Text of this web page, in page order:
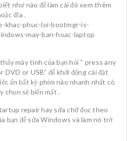
như nào để làm cái đó xem thêm
đĩa .
máy tính của bạn hỏi “ press any
or USB” để khởi động cài đặt
ấn bất kỳ phím nào nhanh nhất có
chọn sẽ biến mất .
repair hay sửa chữ đọc theo
bạn để sửa Windows và làm nó trở